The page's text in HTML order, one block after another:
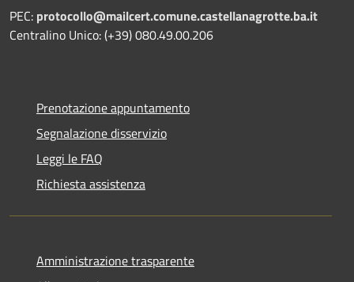
PEC: protocollo@mailcert.comune.castellanagrotte.ba.it
Centralino Unico: (+39) 080.49.00.206
Prenotazione appuntamento
Segnalazione disservizio
Leggi le FAQ
Richiesta assistenza
Amministrazione trasparente